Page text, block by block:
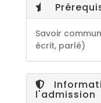
Savoir
écrit, parlé)
l'admission